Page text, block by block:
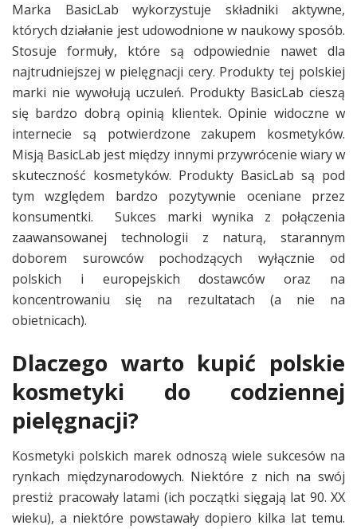
Marka BasicLab wykorzystuje składniki aktywne,
których działanie jest udowodnione w naukowy sposób.
Stosuje formuły, które są odpowiednie nawet dla
najtrudniejszej w pielęgnacji cery. Produkty tej polskiej
marki nie wywołują uczuleń. Produkty BasicLab cieszą
się bardzo dobrą opinią klientek. Opinie widoczne w
internecie są potwierdzone zakupem kosmetyków.
Misją BasicLab jest między innymi przywrócenie wiary w
skuteczność kosmetyków. Produkty BasicLab są pod
tym względem bardzo pozytywnie oceniane przez
konsumentki. Sukces marki wynika z połączenia
zaawansowanej technologii z naturą, starannym
doborem surowców pochodzących wyłącznie od
polskich i europejskich dostawców oraz na
koncentrowaniu się na rezultatach (a nie na
obietnicach).
Dlaczego warto kupić polskie
kosmetyki do codziennej
pielęgnacji?
Kosmetyki polskich marek odnoszą wiele sukcesów na
rynkach międzynarodowych. Niektóre z nich na swój
prestiż pracowały latami (ich początki sięgają lat 90. XX
wieku), a niektóre powstawały dopiero kilka lat temu.